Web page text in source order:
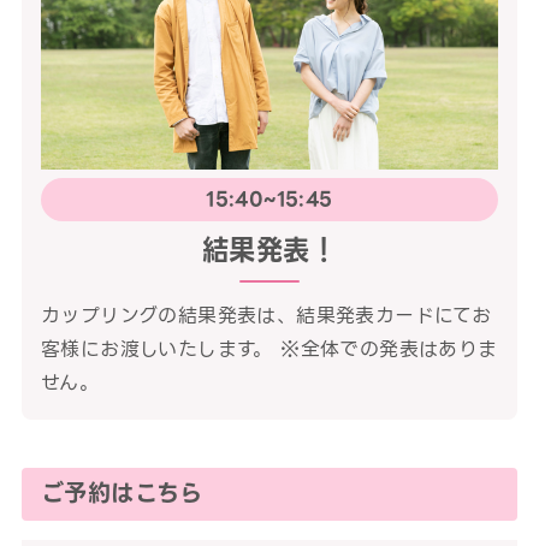
15:40~15:45
結果発表！
カップリングの結果発表は、結果発表カードにてお
客様にお渡しいたします。 ※全体での発表はありま
せん。
ご予約はこちら